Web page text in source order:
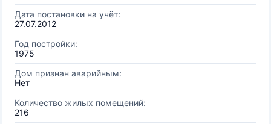
Дата постановки на учёт:
27.07.2012
Год постройки:
1975
Дом признан аварийным:
Нет
Количество жилых помещений:
216